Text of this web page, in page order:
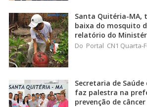
Santa Quitéria-MA,
baixa do mosquito
relatório do
Do Portal CN1 Quarta-
Secretaria de
faz palestra na
prevenção de